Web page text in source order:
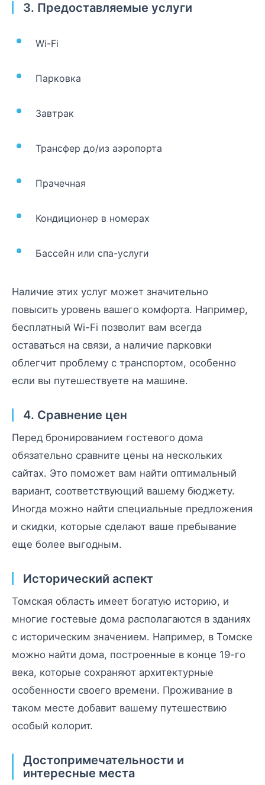
3. Предоставляемые услуги
Wi-Fi
Парковка
Завтрак
Трансфер до/из аэропорта
Прачечная
Кондиционер в номерах
Бассейн или спа-услуги
Наличие этих услуг может значительно
повысить уровень вашего комфорта. Например,
бесплатный Wi-Fi позволит вам всегда
оставаться на связи, а наличие парковки
облегчит проблему с транспортом, особенно
если вы путешествуете на машине.
4. Сравнение цен
Перед бронированием гостевого дома
обязательно сравните цены на нескольких
сайтах. Это поможет вам найти оптимальный
вариант, соответствующий вашему бюджету.
Иногда можно найти специальные предложения
и скидки, которые сделают ваше пребывание
еще более выгодным.
Исторический аспект
Томская область имеет богатую историю, и
многие гостевые дома располагаются в зданиях
с историческим значением. Например, в Томске
можно найти дома, построенные в конце 19-го
века, которые сохраняют архитектурные
особенности своего времени. Проживание в
таком месте добавит вашему путешествию
особый колорит.
Достопримечательности и
интересные места